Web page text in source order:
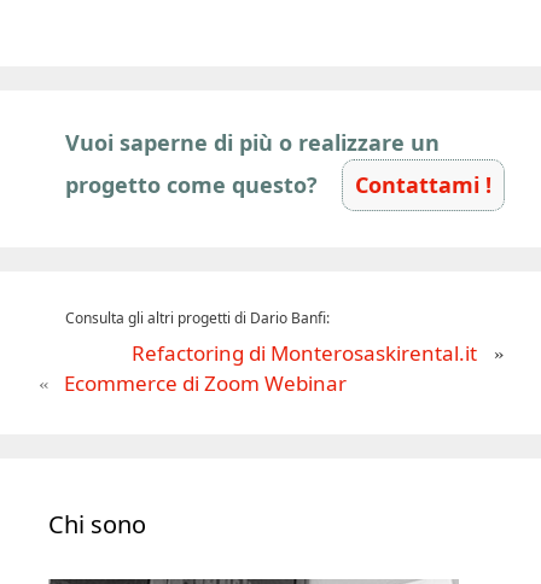
Vuoi saperne di più o realizzare un
progetto come questo?
Contattami !
Consulta gli altri progetti di Dario Banfi:
Refactoring di Monterosaskirental.it
Ecommerce di Zoom Webinar
Chi sono